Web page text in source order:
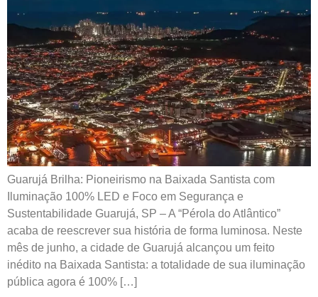
Guarujá Brilha: Pioneirismo na Baixada Santista com
Iluminação 100% LED e Foco em Segurança e
Sustentabilidade Guarujá, SP – A “Pérola do Atlântico”
acaba de reescrever sua história de forma luminosa. Neste
mês de junho, a cidade de Guarujá alcançou um feito
inédito na Baixada Santista: a totalidade de sua iluminação
pública agora é 100% […]